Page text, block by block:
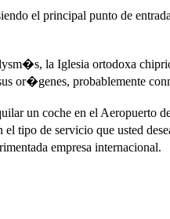
el principal punto de
la Iglesia ortodoxa
or�genes, probablemente
un coche en el Aeropuerto
tipo de servicio que usted
empresa internacional.